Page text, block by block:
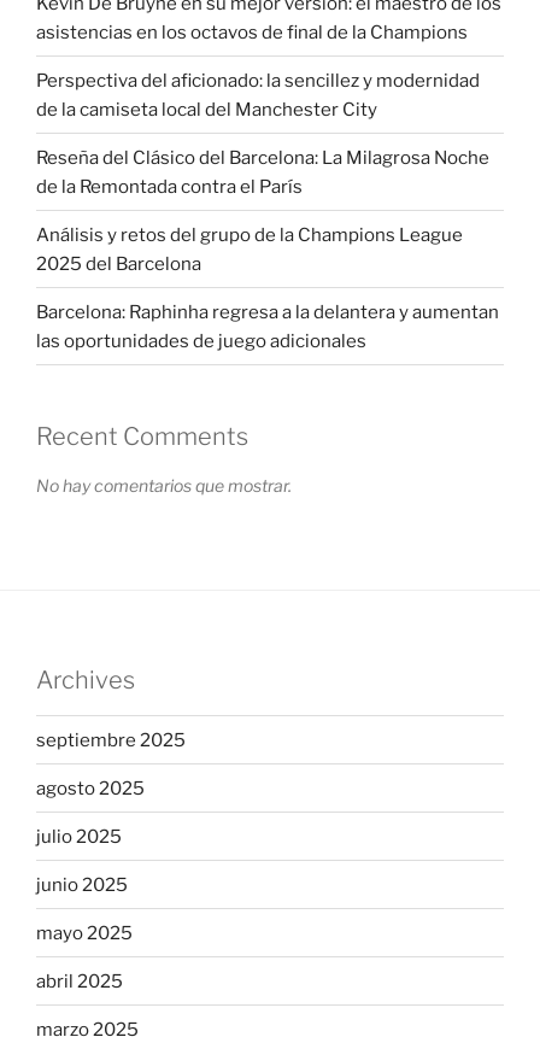
asistencias en los octavos de final de la Champions
Perspectiva del aficionado: la sencillez y modernidad
de la camiseta local del Manchester City
Reseña del Clásico del Barcelona: La Milagrosa Noche
de la Remontada contra el París
Análisis y retos del grupo de la Champions League
2025 del Barcelona
Barcelona: Raphinha regresa a la delantera y aumentan
las oportunidades de juego adicionales
Recent Comments
No hay comentarios que mostrar.
Archives
septiembre 2025
agosto 2025
julio 2025
junio 2025
mayo 2025
abril 2025
marzo 2025